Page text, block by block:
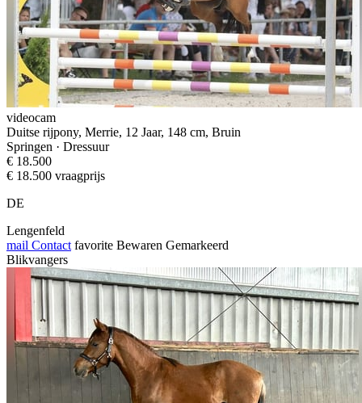
videocam
Duitse rijpony, Merrie, 12 Jaar, 148 cm, Bruin
Springen · Dressuur
€ 18.500
€ 18.500 vraagprijs
DE
Lengenfeld
mail Contact favorite Bewaren Gemarkeerd
Blikvangers